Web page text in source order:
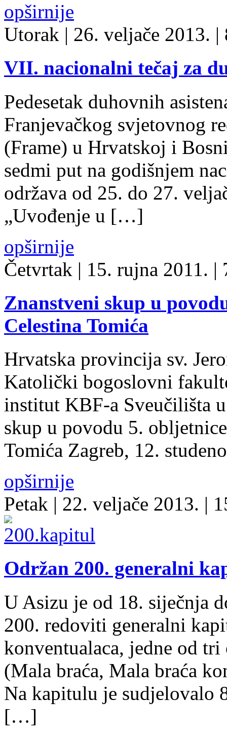
opširnije
Utorak | 26. veljače 2013. |
VII. nacionalni tečaj za
Pedesetak duhovnih
Franjevačkog svjetovnog
(Frame) u Hrvatskoj i
sedmi put na godišnjem
održava od 25. do 27.
„Uvođenje u […]
opširnije
Četvrtak | 15. rujna 2011. |
Znanstveni skup u
Celestina Tomića
Hrvatska provincija sv.
Katolički bogoslovni
institut KBF-a Sveučilišta
skup u povodu 5.
Tomića Zagreb, 12.
opširnije
Petak | 22. veljače 2013. |
Održan 200. generalni
U Asizu je od 18. siječnja
200. redoviti generalni
konventualaca, jedne od
(Mala braća, Mala braća
Na kapitulu je sudjelovalo
[…]